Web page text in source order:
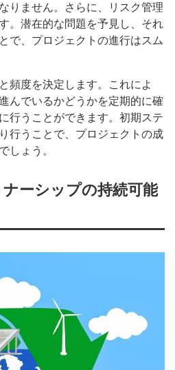
りません。さらに、リスク管理
。潜在的な問題を予見し、それ
で、プロジェクトの進行はスム
頻度を決定します。これによ
んでいるかどうかを定期的に確
行うことができます。初期ステ
行うことで、プロジェクトの成
しょう。
ーシップの持続可能